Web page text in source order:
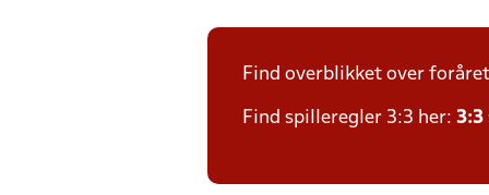
Find overblikket over
Find spilleregler 3:3 her: 3:3